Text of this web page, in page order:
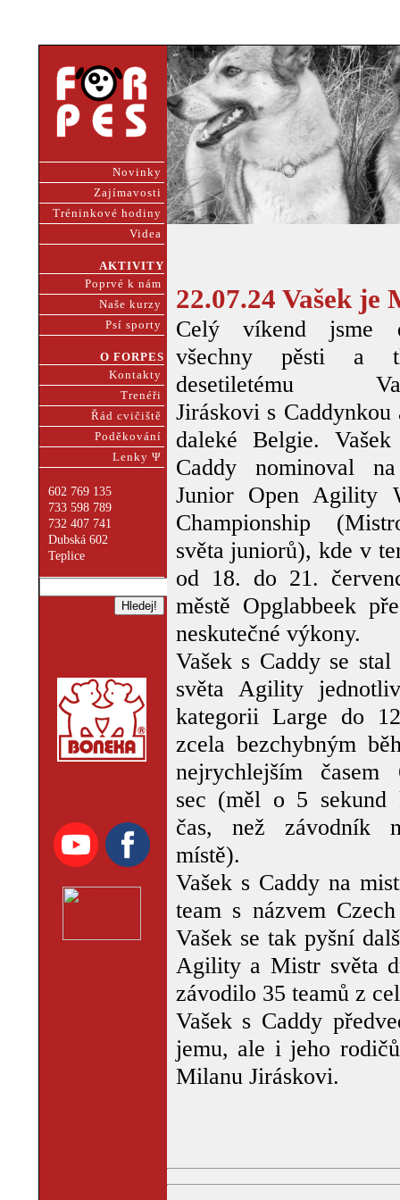
Novinky
Zajímavosti
Tréninkové hodiny
Videa
AKTIVITY
Poprvé k nám
Naše kurzy
Psí sporty
O FORPES
Kontakty
Trenéři
Řád cvičiště
Poděkování
Lenky Ψ
602 769 135
733 598 789
732 407 741
Dubská 602
Teplice
22.07.24 Vašek
Celý víkend jsme
všechny pěsti a
desetiletému
Jiráskovi s Caddynkou
daleké Belgie.
Caddy nominoval
Junior Open Agility
Championship
světa juniorů), kde v
od 18. do 21.
městě Opglabbeek
neskutečné výkony.
Vašek s Caddy se
světa Agility
kategorii Large do
zcela bezchybným
nejrychlejším časem
sec (měl o 5 sekund
čas, než závodník
místě).
Vašek s Caddy na
team s názvem
Vašek se tak pyšní
Agility a Mistr světa
závodilo 35 teamů z
Vašek s Caddy
jemu, ale i jeho
Milanu Jiráskovi.